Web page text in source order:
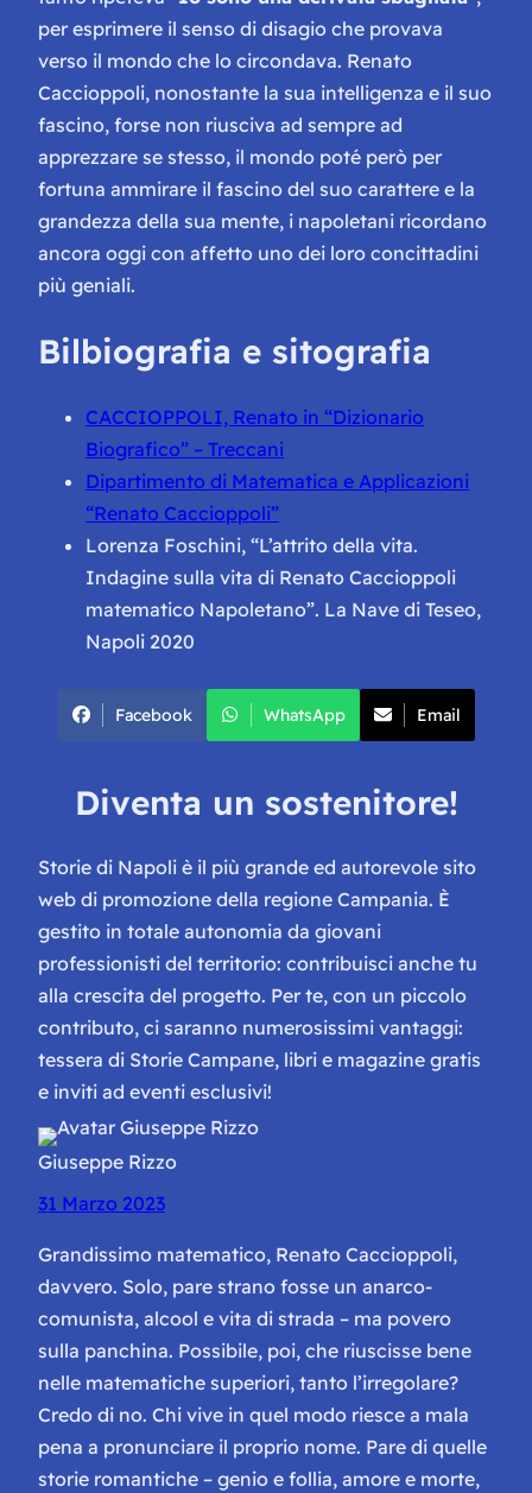
per esprimere il senso di disagio che provava
verso il mondo che lo circondava. Renato
Caccioppoli, nonostante la sua intelligenza e il suo
fascino, forse non riusciva ad sempre ad
apprezzare se stesso, il mondo poté però per
fortuna ammirare il fascino del suo carattere e la
grandezza della sua mente, i napoletani ricordano
ancora oggi con affetto uno dei loro concittadini
più geniali.
Bilbiografia e sitografia
CACCIOPPOLI, Renato in “Dizionario
Biografico” – Treccani
Dipartimento di Matematica e Applicazioni
“Renato Caccioppoli”
Lorenza Foschini, “L’attrito della vita.
Indagine sulla vita di Renato Caccioppoli
matematico Napoletano”. La Nave di Teseo,
Napoli 2020
Facebook WhatsApp Email
Diventa un sostenitore!
Storie di Napoli è il più grande ed autorevole sito
web di promozione della regione Campania. È
gestito in totale autonomia da giovani
professionisti del territorio: contribuisci anche tu
alla crescita del progetto. Per te, con un piccolo
contributo, ci saranno numerosissimi vantaggi:
tessera di Storie Campane, libri e magazine gratis
e inviti ad eventi esclusivi!
Giuseppe Rizzo
31 Marzo 2023
Grandissimo matematico, Renato Caccioppoli,
davvero. Solo, pare strano fosse un anarco-
comunista, alcool e vita di strada – ma povero
sulla panchina. Possibile, poi, che riuscisse bene
nelle matematiche superiori, tanto l’irregolare?
Credo di no. Chi vive in quel modo riesce a mala
pena a pronunciare il proprio nome. Pare di quelle
storie romantiche – genio e follia, amore e morte,